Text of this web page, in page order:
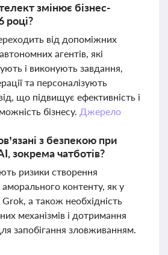
змінює бізнес-
році?
від допоміжних
агентів, які
і виконують завдання,
та персоналізують
що підвищує ефективність і
бізнесу. Джерело
з безпекою при
зокрема чатботів?
ризики створення
контенту, як у
а також необхідність
механізмів і дотримання
запобігання зловживанням.